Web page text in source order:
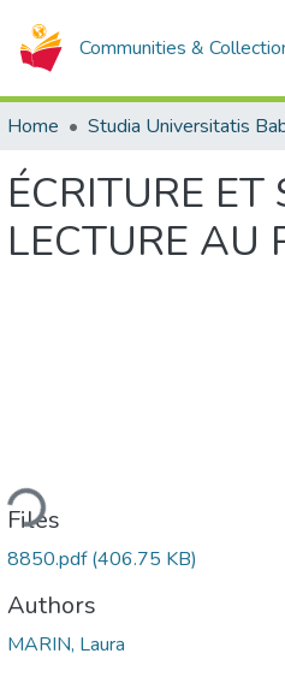
Communities &
Home
ÉCRITURE
LECTURE AU
Loading...
Files
8850.pdf(406.75 KB)
Authors
MARIN, Laura